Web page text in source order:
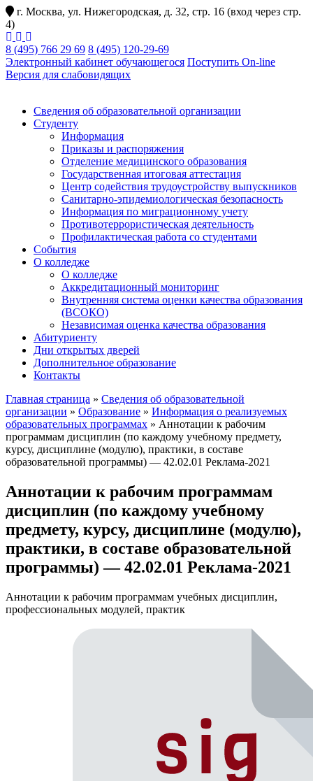
г. Москва, ул. Нижегородская, д. 32, стр. 16 (вход через стр.
4)
8 (495) 766 29 69 8 (495) 120-29-69
Электронный кабинет обучающегося Поступить On-line
Версия для слабовидящих
Сведения об образовательной организации
Студенту
Информация
Приказы и распоряжения
Отделение медицинского образования
Государственная итоговая аттестация
Центр содействия трудоустройству выпускников
Санитарно-эпидемиологическая безопасность
Информация по миграционному учету
Противотеррористическая деятельность
Профилактическая работа со студентами
События
О колледже
О колледже
Аккредитационный мониторинг
Внутренняя система оценки качества образования
(ВСОКО)
Независимая оценка качества образования
Абитуриенту
Дни открытых дверей
Дополнительное образование
Контакты
Главная страница » Сведения об образовательной
организации » Образование » Информация о реализуемых
образовательных программах » Аннотации к рабочим
программам дисциплин (по каждому учебному предмету,
курсу, дисциплине (модулю), практики, в составе
образовательной программы) — 42.02.01 Реклама-2021
Аннотации к рабочим программам
дисциплин (по каждому учебному
предмету, курсу, дисциплине (модулю),
практики, в составе образовательной
программы) — 42.02.01 Реклама-2021
Аннотации к рабочим программам учебных дисциплин,
профессиональных модулей, практик